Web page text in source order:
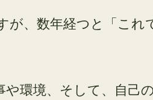
、数年経つと「これ
環境、そして、自己